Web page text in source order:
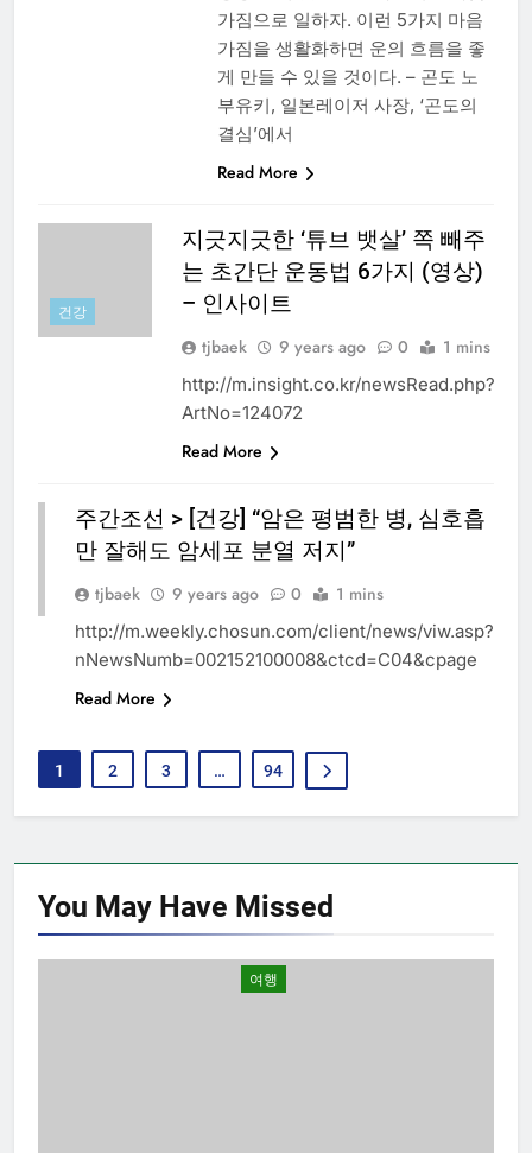
가짐으로 일하자. 이런 5가지 마음
가짐을 생활화하면 운의 흐름을 좋
게 만들 수 있을 것이다. – 곤도 노
부유키, 일본레이저 사장, ‘곤도의
결심’에서
Read More
건강
지긋지긋한 ‘튜브 뱃살’ 쪽 빼주
는 초간단 운동법 6가지 (영상)
– 인사이트
tjbaek 9 years ago 0 1 mins
http://m.insight.co.kr/newsRead.php?
ArtNo=124072
Read More
주간조선 > [건강] “암은 평범한 병, 심호흡
만 잘해도 암세포 분열 저지”
tjbaek 9 years ago 0 1 mins
http://m.weekly.chosun.com/client/news/viw.asp?
nNewsNumb=002152100008&ctcd=C04&cpage
Read More
1 2 3 … 94
You May Have Missed
여행